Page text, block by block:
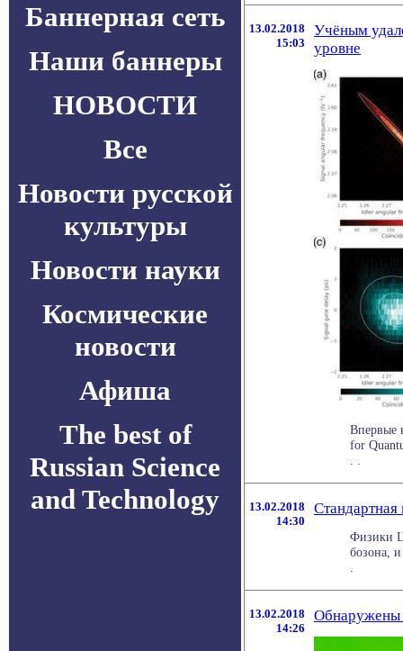
Баннерная сеть
Наши баннеры
НОВОСТИ
Все
Новости русской
культуры
Новости науки
Космические
новости
Афиша
The best of
Russian Science
and Technology
13.02.2018
15:03
Учёным
уровне
Впервые
for
13.02.2018
14:30
Физики
бозона,
13.02.2018
14:26
Обнаружены